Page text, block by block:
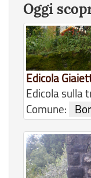
Oggi
Edicola
Edicola sulla
Comune: